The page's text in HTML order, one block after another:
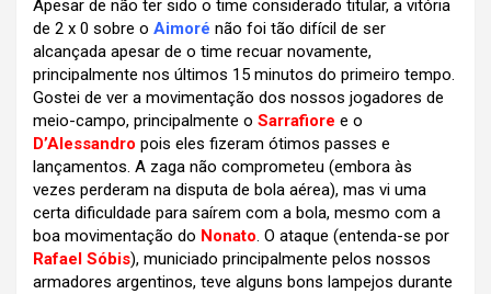
Apesar de não ter sido o time considerado titular, a vitória
de 2 x 0 sobre o Aimoré não foi tão difícil de ser
alcançada apesar de o time recuar novamente,
principalmente nos últimos 15 minutos do primeiro tempo.
Gostei de ver a movimentação dos nossos jogadores de
meio-campo, principalmente o Sarrafiore e o
D’Alessandro pois eles fizeram ótimos passes e
lançamentos. A zaga não comprometeu (embora às
vezes perderam na disputa de bola aérea), mas vi uma
certa dificuldade para saírem com a bola, mesmo com a
boa movimentação do Nonato. O ataque (entenda-se por
Rafael Sóbis), municiado principalmente pelos nossos
armadores argentinos, teve alguns bons lampejos durante